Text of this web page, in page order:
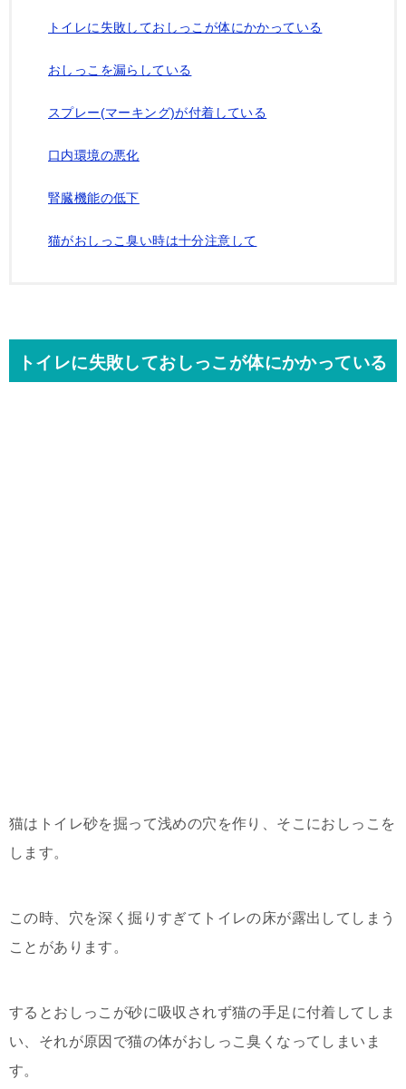
トイレに失敗しておしっこが体にかかっている
おしっこを漏らしている
スプレー(マーキング)が付着している
口内環境の悪化
腎臓機能の低下
猫がおしっこ臭い時は十分注意して
トイレに失敗しておしっこが体にかかっている
猫はトイレ砂を掘って浅めの穴を作り、そこにおしっこを
します。
この時、穴を深く掘りすぎてトイレの床が露出してしまう
ことがあります。
するとおしっこが砂に吸収されず猫の手足に付着してしま
い、それが原因で猫の体がおしっこ臭くなってしまいま
す。